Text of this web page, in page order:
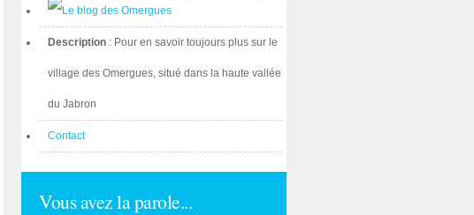
Description : Pour en savoir toujours plus sur le
village des Omergues, situé dans la haute vallée
du Jabron
Contact
Vous avez la parole...